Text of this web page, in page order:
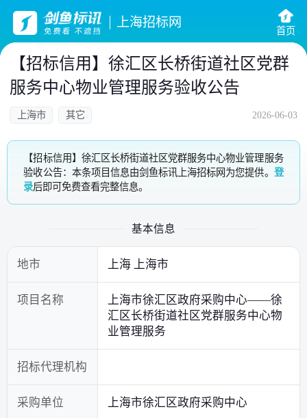
上海招标网
首页
【招标信用】徐汇区长桥街道社区党群
服务中心物业管理服务验收公告
上海市 其它 2026-06-03
【招标信用】徐汇区长桥街道社区党群服务中心物业管理服务
验收公告：本条项目信息由剑鱼标讯上海招标网为您提供。 登
录后即可免费查看完整信息。
基本信息
地市 上海 上海市
项目名称
上海市徐汇区政府采购中心——徐
汇区长桥街道社区党群服务中心物
业管理服务
招标代理机构
采购单位 上海市徐汇区政府采购中心